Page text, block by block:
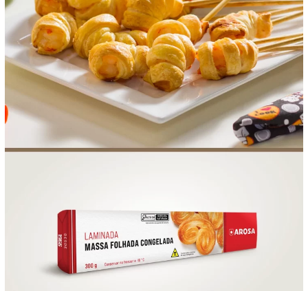
REPRESENTANTES
FOOD SERVICE EMPRESA AGENDA DE CURSOS
INVERNO